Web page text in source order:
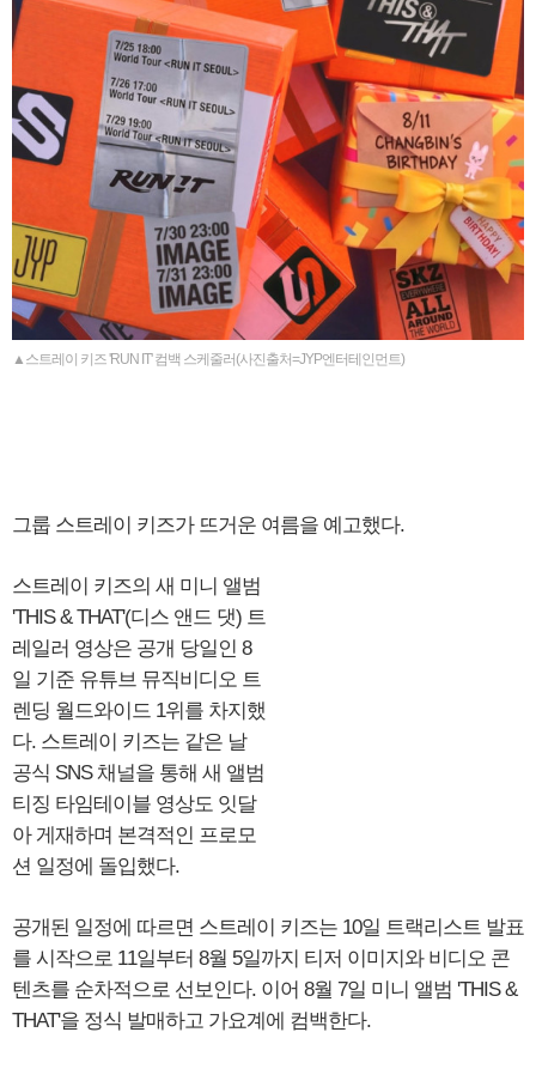
▲스트레이 키즈 'RUN IT' 컴백 스케줄러(사진출처=JYP엔터테인먼트)
그룹 스트레이 키즈가 뜨거운 여름을 예고했다.
스트레이 키즈의 새 미니 앨범
'THIS & THAT'(디스 앤드 댓) 트
레일러 영상은 공개 당일인 8
일 기준 유튜브 뮤직비디오 트
렌딩 월드와이드 1위를 차지했
다. 스트레이 키즈는 같은 날
공식 SNS 채널을 통해 새 앨범
티징 타임테이블 영상도 잇달
아 게재하며 본격적인 프로모
션 일정에 돌입했다.
공개된 일정에 따르면 스트레이 키즈는 10일 트랙리스트 발표
를 시작으로 11일부터 8월 5일까지 티저 이미지와 비디오 콘
텐츠를 순차적으로 선보인다. 이어 8월 7일 미니 앨범 'THIS &
THAT'을 정식 발매하고 가요계에 컴백한다.